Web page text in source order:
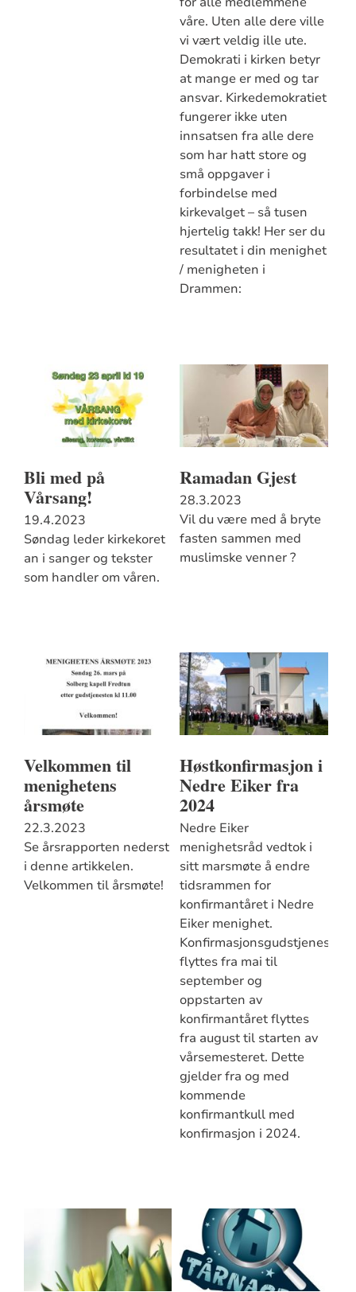
våre. Uten alle dere ville
vi vært veldig ille ute.
Demokrati i kirken betyr
at mange er med og tar
ansvar. Kirkedemokratiet
fungerer ikke uten
innsatsen fra alle dere
som har hatt store og
små oppgaver i
forbindelse med
kirkevalget – så tusen
hjertelig takk! Her ser du
resultatet i din menighet
/ menigheten i
Drammen:
Bli med på
Vårsang!
19.4.2023
Søndag leder kirkekoret
an i sanger og tekster
som handler om våren.
Ramadan Gjest
28.3.2023
Vil du være med å bryte
fasten sammen med
muslimske venner ?
Velkommen til
menighetens
årsmøte
22.3.2023
Se årsrapporten nederst
i denne artikkelen.
Velkommen til årsmøte!
Høstkonfirmasjon i
Nedre Eiker fra
2024
Nedre Eiker
menighetsråd vedtok i
sitt marsmøte å endre
tidsrammen for
konfirmantåret i Nedre
Eiker menighet.
Konfirmasjonsgudstjenestene
flyttes fra mai til
september og
oppstarten av
konfirmantåret flyttes
fra august til starten av
vårsemesteret. Dette
gjelder fra og med
kommende
konfirmantkull med
konfirmasjon i 2024.